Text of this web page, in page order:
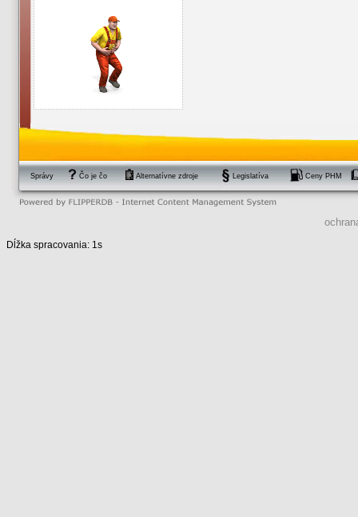
Správy Čo je čo Alternatívne zdroje Legislatíva Ceny PHM
Dĺžka spracovania: 1s